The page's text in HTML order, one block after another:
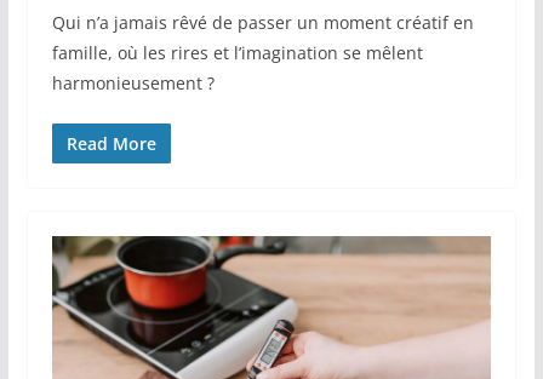
Qui n’a jamais rêvé de passer un moment créatif en
famille, où les rires et l’imagination se mêlent
harmonieusement ?
Read More